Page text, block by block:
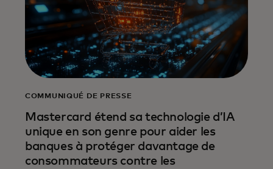
COMMUNIQUÉ DE PRESSE
Mastercard étend sa technologie d’IA
unique en son genre pour aider les
banques à protéger davantage de
consommateurs contre les